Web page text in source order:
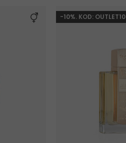
-10%. KOD: OUTLET10